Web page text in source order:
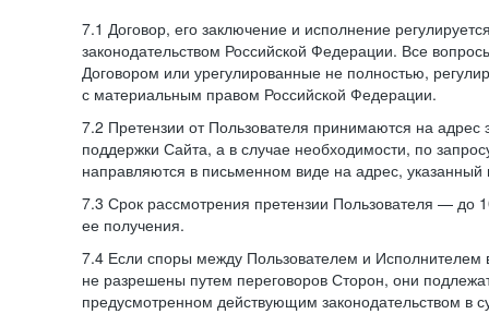
7.1 Договор, его заключение и исполнение
законодательством Российской Федерации. Все
Договором или урегулированные не полностью,
с материальным правом Российской Федерации.
7.2 Претензии от Пользователя принимаются на
поддержки Сайта, а в случае необходимости, по
направляются в письменном виде на адрес,
7.3 Срок рассмотрения претензии Пользователя — до
ее получения.
7.4 Если споры между Пользователем и Исполнителем
не разрешены путем переговоров Сторон, они
предусмотренном действующим законодательством в